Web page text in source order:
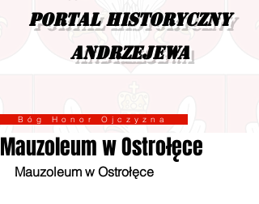
portal historyczny
Andrzejewa
Honor Ojczyzna
Mauzoleum w Ostrołęce
Mauzoleum w Ostrołęce